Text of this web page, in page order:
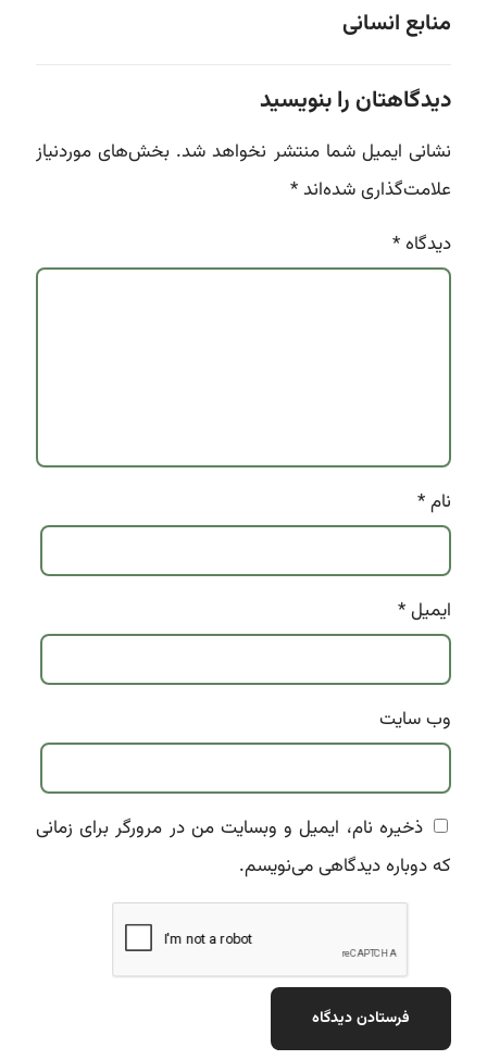
منابع انسانی
دیدگاهتان را بنویسید
نشانی ایمیل شما منتشر نخواهد شد. بخش‌های موردنیاز
علامت‌گذاری شده‌اند*
دیدگاه*
نام*
ایمیل*
وب‌ سایت
ذخیره نام، ایمیل و وبسایت من در مرورگر برای زمانی
که دوباره دیدگاهی می‌نویسم.